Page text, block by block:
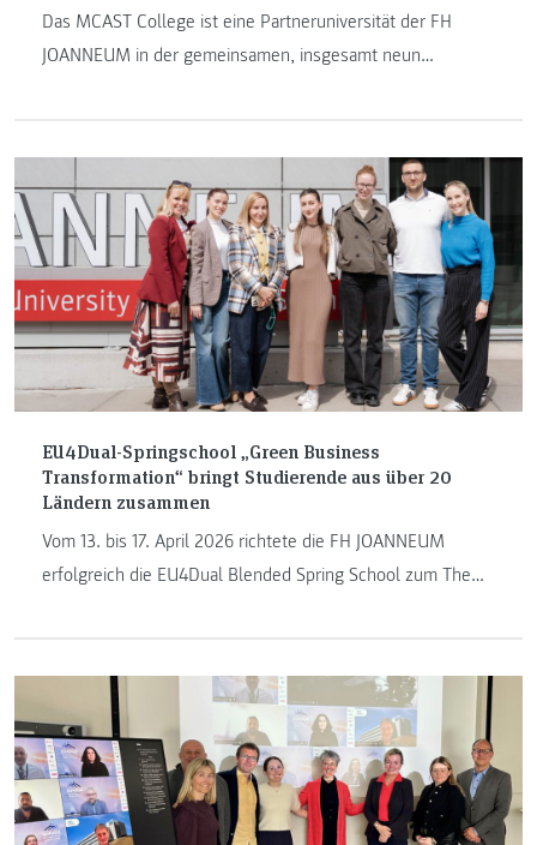
Das MCAST College ist eine Partneruniversität der FH
JOANNEUM in der gemeinsamen, insgesamt neun
Konsortiums auch sozialwissenschaftliche Studiengänge
an.
EU4Dual-Springschool „Green Business
Transformation“ bringt Studierende aus über 20
Ländern zusammen
Vom 13. bis 17. April 2026 richtete die FH JOANNEUM
erfolgreich die EU4Dual Blended Spring School zum Thema